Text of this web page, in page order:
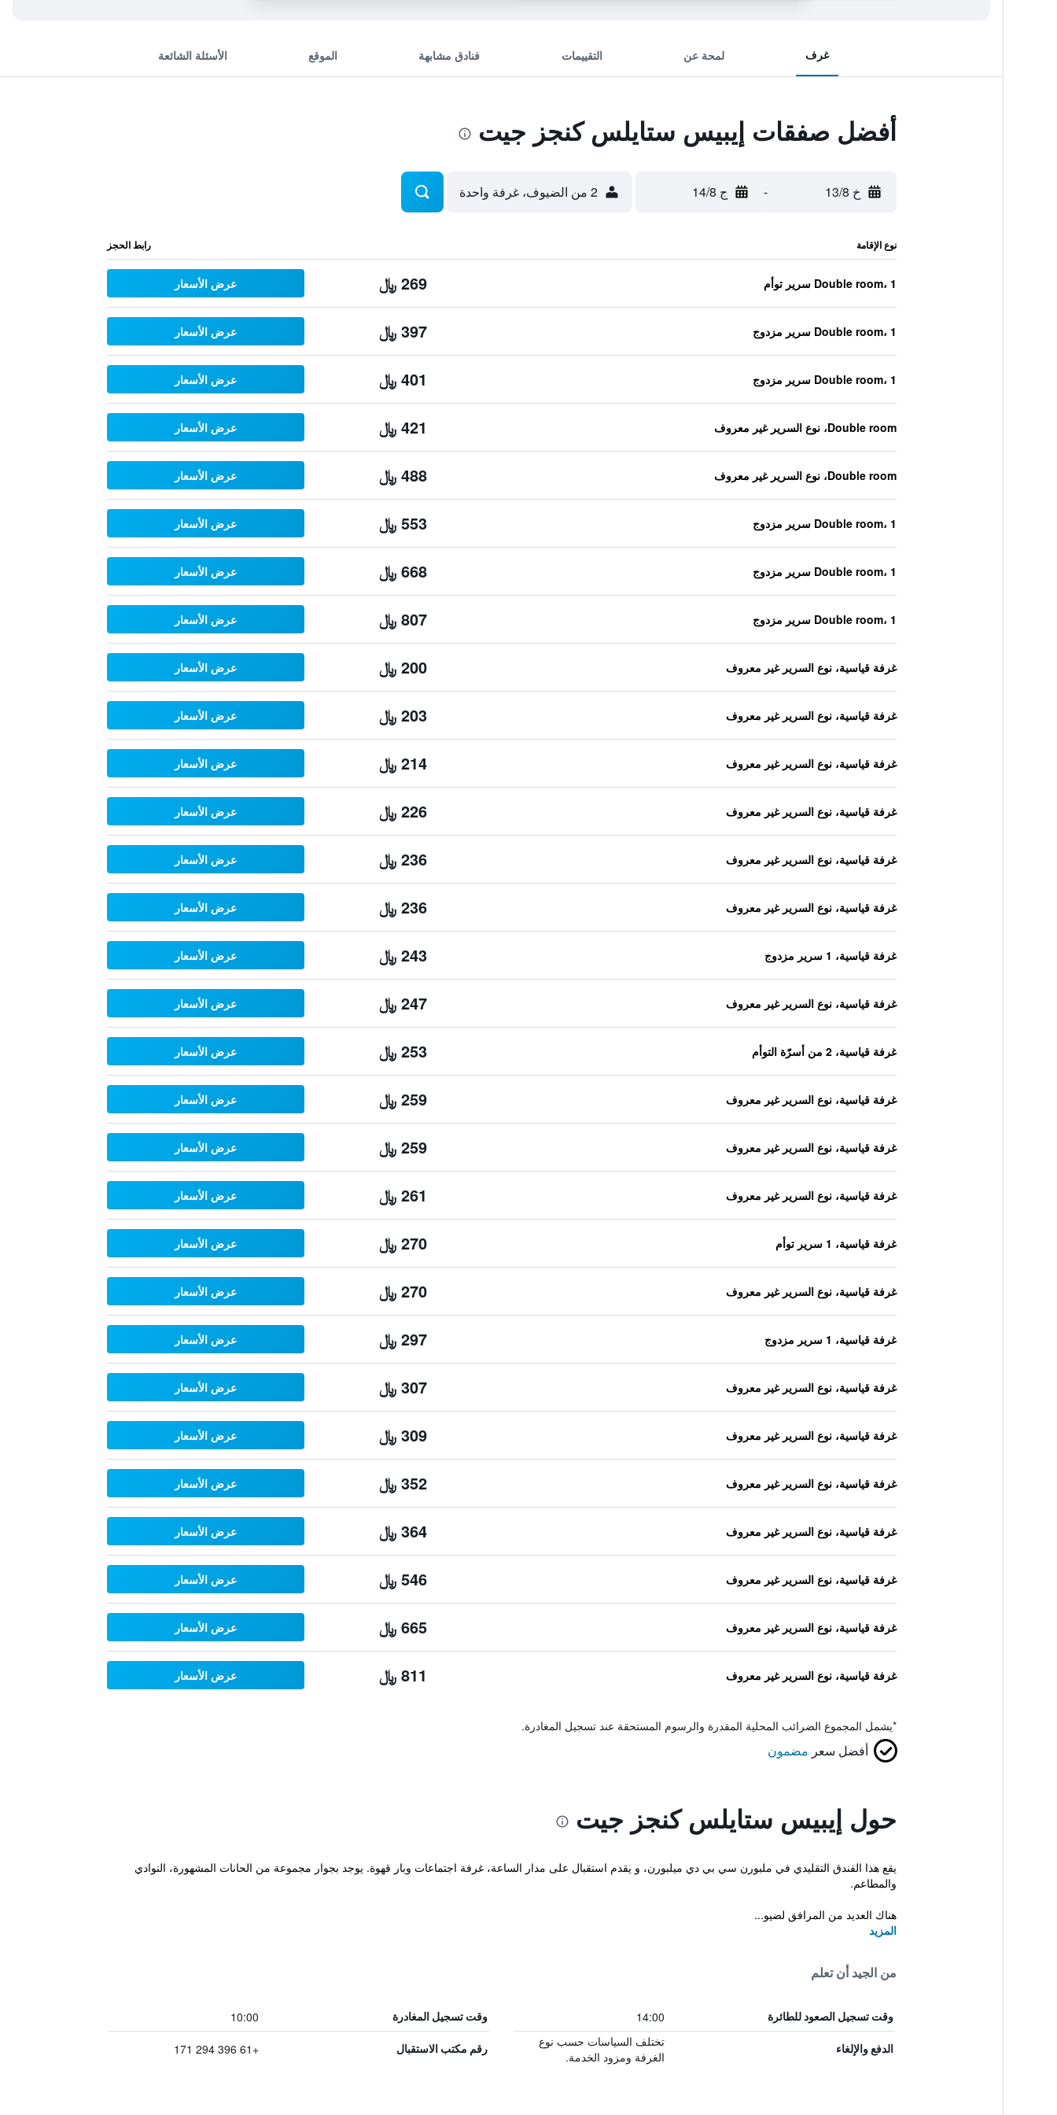
غرف لمحة عن التقييمات فنادق مشابهة الموقع الأسئلة الشائعة
أفضل صفقات إيبيس ستايلس كنجز جيت
خ 13/8 - ج 14/8 2 من الضيوف، غرفة واحدة
نوع الإقامة رابط الحجز
Double room، 1 سرير توأم 269 ﷼ عرض الأسعار
Double room، 1 سرير مزدوج 397 ﷼ عرض الأسعار
Double room، 1 سرير مزدوج 401 ﷼ عرض الأسعار
Double room، نوع السرير غير معروف 421 ﷼ عرض الأسعار
Double room، نوع السرير غير معروف 488 ﷼ عرض الأسعار
Double room، 1 سرير مزدوج 553 ﷼ عرض الأسعار
Double room، 1 سرير مزدوج 668 ﷼ عرض الأسعار
Double room، 1 سرير مزدوج 807 ﷼ عرض الأسعار
غرفة قياسية، نوع السرير غير معروف 200 ﷼ عرض الأسعار
غرفة قياسية، نوع السرير غير معروف 203 ﷼ عرض الأسعار
غرفة قياسية، نوع السرير غير معروف 214 ﷼ عرض الأسعار
غرفة قياسية، نوع السرير غير معروف 226 ﷼ عرض الأسعار
غرفة قياسية، نوع السرير غير معروف 236 ﷼ عرض الأسعار
غرفة قياسية، نوع السرير غير معروف 236 ﷼ عرض الأسعار
غرفة قياسية، 1 سرير مزدوج 243 ﷼ عرض الأسعار
غرفة قياسية، نوع السرير غير معروف 247 ﷼ عرض الأسعار
غرفة قياسية، 2 من أسرّة التوأم 253 ﷼ عرض الأسعار
غرفة قياسية، نوع السرير غير معروف 259 ﷼ عرض الأسعار
غرفة قياسية، نوع السرير غير معروف 259 ﷼ عرض الأسعار
غرفة قياسية، نوع السرير غير معروف 261 ﷼ عرض الأسعار
غرفة قياسية، 1 سرير توأم 270 ﷼ عرض الأسعار
غرفة قياسية، نوع السرير غير معروف 270 ﷼ عرض الأسعار
غرفة قياسية، 1 سرير مزدوج 297 ﷼ عرض الأسعار
غرفة قياسية، نوع السرير غير معروف 307 ﷼ عرض الأسعار
غرفة قياسية، نوع السرير غير معروف 309 ﷼ عرض الأسعار
غرفة قياسية، نوع السرير غير معروف 352 ﷼ عرض الأسعار
غرفة قياسية، نوع السرير غير معروف 364 ﷼ عرض الأسعار
غرفة قياسية، نوع السرير غير معروف 546 ﷼ عرض الأسعار
غرفة قياسية، نوع السرير غير معروف 665 ﷼ عرض الأسعار
غرفة قياسية، نوع السرير غير معروف 811 ﷼ عرض الأسعار
*يشمل المجموع الضرائب المحلية المقدرة والرسوم المستحقة عند تسجيل المغادرة.
أفضل سعر مضمون
حول إيبيس ستايلس كنجز جيت
يقع هذا الفندق التقليدي في ملبورن سي بي دي ميلبورن، و يقدم استقبال على مدار الساعة، غرفة اجتماعات وبار قهوة. يوجد بجوار مجموعة من الحانات المشهورة، النوادي
والمطاعم.
هناك العديد من المرافق لضيو...
المزيد
من الجيد أن تعلم
وقت تسجيل الصعود للطائرة 14:00 وقت تسجيل المغادرة 10:00
الدفع والإلغاء
تختلف السياسات حسب نوع
الغرفة ومزود الخدمة.
رقم مكتب الاستقبال +61 396 294 171